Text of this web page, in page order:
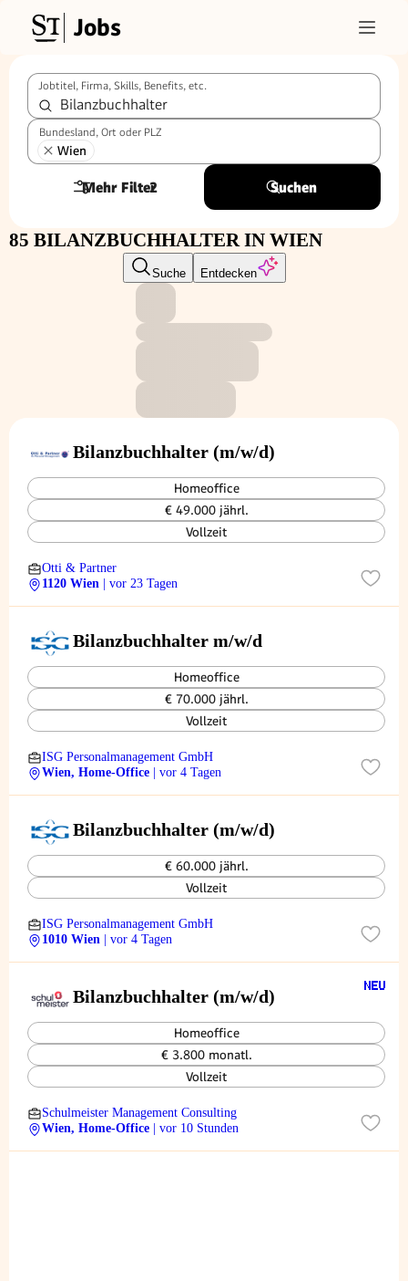
Jobs
Jobtitel, Firma, Skills, Benefits, etc.
Bundesland, Ort oder PLZ
Wien
Mehr Filter
2 Suchen
85 BILANZBUCHHALTER IN WIEN
Suche Entdecken
Bilanzbuchhalter (m/w/d)
Homeoffice
€ 49.000 jährl.
Vollzeit
Otti & Partner
1120 Wien
| vor 23 Tagen
Bilanzbuchhalter m/w/d
Homeoffice
€ 70.000 jährl.
Vollzeit
ISG Personalmanagement GmbH
Wien, Home-Office
| vor 4 Tagen
Bilanzbuchhalter (m/w/d)
€ 60.000 jährl.
Vollzeit
ISG Personalmanagement GmbH
1010 Wien
| vor 4 Tagen
Bilanzbuchhalter (m/w/d)
Homeoffice
€ 3.800 monatl.
Vollzeit
Schulmeister Management Consulting
Wien, Home-Office
| vor 10 Stunden